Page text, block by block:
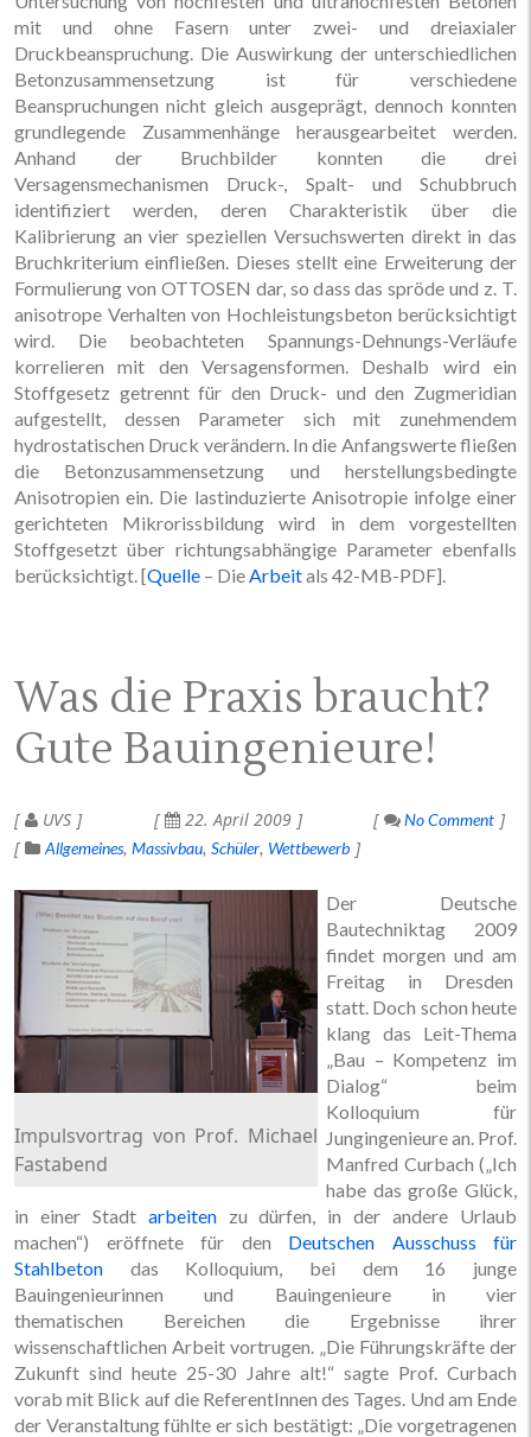
mit und ohne Fasern unter zwei- und dreiaxialer
Druckbeanspruchung. Die Auswirkung der unterschiedlichen
Betonzusammensetzung ist für verschiedene
Beanspruchungen nicht gleich ausgeprägt, dennoch konnten
grundlegende Zusammenhänge herausgearbeitet werden.
Anhand der Bruchbilder konnten die drei
Versagensmechanismen Druck-, Spalt- und Schubbruch
identifiziert werden, deren Charakteristik über die
Kalibrierung an vier speziellen Versuchswerten direkt in das
Bruchkriterium einfließen. Dieses stellt eine Erweiterung der
Formulierung von OTTOSEN dar, so dass das spröde und z. T.
anisotrope Verhalten von Hochleistungsbeton berücksichtigt
wird. Die beobachteten Spannungs-Dehnungs-Verläufe
korrelieren mit den Versagensformen. Deshalb wird ein
Stoffgesetz getrennt für den Druck- und den Zugmeridian
aufgestellt, dessen Parameter sich mit zunehmendem
hydrostatischen Druck verändern. In die Anfangswerte fließen
die Betonzusammensetzung und herstellungsbedingte
Anisotropien ein. Die lastinduzierte Anisotropie infolge einer
gerichteten Mikrorissbildung wird in dem vorgestellten
Stoffgesetzt über richtungsabhängige Parameter ebenfalls
berücksichtigt. [Quelle – DieArbeitals 42-MB-PDF].
Was die Praxis braucht?
Gute Bauingenieure!
UVS 22. April 2009
No Comment
Allgemeines Massivbau Schüler Wettbewerb
Impulsvortrag von Prof. Michael
Fastabend
Der Deutsche
Bautechniktag 2009
findet morgen und am
Freitag in Dresden
statt. Doch schon heute
klang das Leit-Thema
„Bau – Kompetenz im
Dialog“ beim
Kolloquium für
Jungingenieure an. Prof.
Manfred Curbach („Ich
habe das große Glück,
in einer Stadt arbeitenzu dürfen, in der andere Urlaub
machen“) eröffnete für den Deutschen Ausschuss für
Stahlbeton das Kolloquium, bei dem 16 junge
Bauingenieurinnen und Bauingenieure in vier
thematischen Bereichen die Ergebnisse ihrer
wissenschaftlichen Arbeit vortrugen. „Die Führungskräfte der
Zukunft sind heute 25-30 Jahre alt!“ sagte Prof. Curbach
vorab mit Blick auf die ReferentInnen des Tages. Und am Ende
der Veranstaltung fühlte er sich bestätigt: „Die vorgetragenen